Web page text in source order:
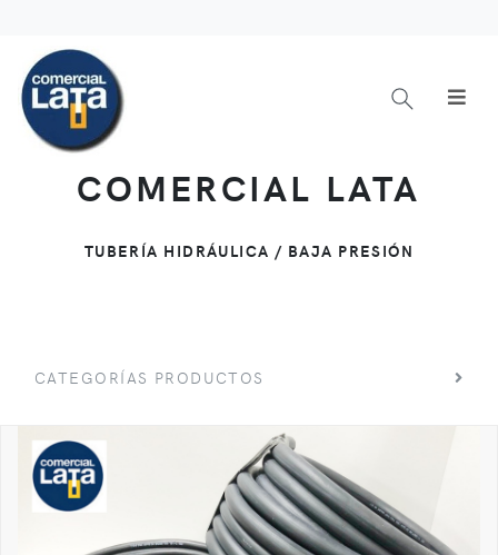
COMERCIAL LATA
TUBERÍA HIDRÁULICA / BAJA PRESIÓN
CATEGORÍAS PRODUCTOS